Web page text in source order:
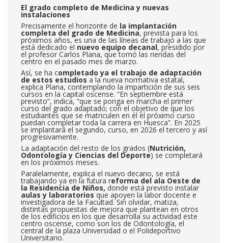
El grado completo de Medicina y nuevas
instalaciones
Precisamente el horizonte de la implantación
completa del grado de Medicina, prevista para los
próximos años, es una de las líneas de trabajo a las que
está dedicado el nuevo equipo decanal, presidido por
el profesor Carlos Plana, que tomó las riendas del
centro en el pasado mes de marzo.
Así, se ha completado ya el trabajo de adaptación
de estos estudios a la nueva normativa estatal,
explica Plana, contemplando la impartición de sus seis
cursos en la capital oscense. “En septiembre está
previsto”, indica, “que se ponga en marcha el primer
curso del grado adaptado; con el objetivo de que los
estudiantes que se matriculen en él el próximo curso
puedan completar toda la carrera en Huesca”. En 2025
se implantará el segundo, curso, en 2026 el tercero y así
progresivamente.
La adaptación del resto de los grados (Nutrición,
Odontología y Ciencias del Deporte) se completará
en los próximos meses.
Paralelamente, explica el nuevo decano, se está
trabajando ya en la futura reforma del ala Oeste de
la Residencia de Niños, donde está previsto instalar
aulas y laboratorios que apoyen la labor docente e
investigadora de la Facultad. Sin olvidar, matiza,
distintas propuestas de mejora que plantean en otros
de los edificios en los que desarrolla su actividad este
centro oscense, como son los de Odontología, el
central de la plaza Universidad o el Polideportivo
Universitario.